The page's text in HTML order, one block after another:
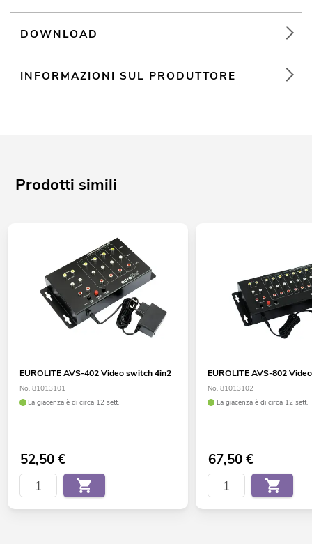
DOWNLOAD
INFORMAZIONI SUL PRODUTTORE
Prodotti simili
EUROLITE AVS-402 Video switch 4in2
No. 81013101
La giacenza è di circa 12 sett.
52,50€
EUROLITE AVS-802
No. 81013102
La giacenza è di circa 12 sett.
67,50€